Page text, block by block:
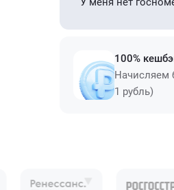
100%
Начисляем
1 рубль)